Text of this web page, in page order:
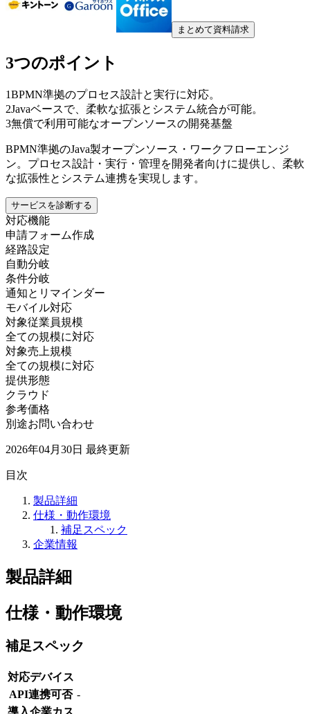
まとめて資料請求
3つのポイント
1BPMN準拠のプロセス設計と実行に対応。
2Javaベースで、柔軟な拡張とシステム統合が可能。
3無償で利用可能なオープンソースの開発基盤
BPMN準拠のJava製オープンソース・ワークフローエンジ
ン。プロセス設計・実行・管理を開発者向けに提供し、柔軟
な拡張性とシステム連携を実現します。
サービスを診断する
対応機能
申請フォーム作成
経路設定
自動分岐
条件分岐
通知とリマインダー
モバイル対応
対象従業員規模
全ての規模に対応
対象売上規模
全ての規模に対応
提供形態
クラウド
参考価格
別途お問い合わせ
2026年04月30日 最終更新
目次
製品詳細
仕様・動作環境
補足スペック
企業情報
製品詳細
仕様・動作環境
補足スペック
対応デバイス
API連携可否 -